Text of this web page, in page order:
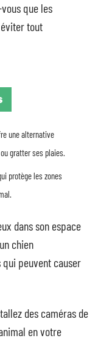
que les
tout
une alternative
gratter ses plaies.
protège les zones
dans son espace
chien
peuvent causer
des caméras de
en votre